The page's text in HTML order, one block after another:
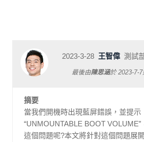
2023-3-28 王智偉 測試
最後由陳思涵於2023-7-7
摘要
當我們開機時出現藍屏錯誤，並提示
“UNMOUNTABLE BOOT
這個問題呢?本文將針對這個問題展